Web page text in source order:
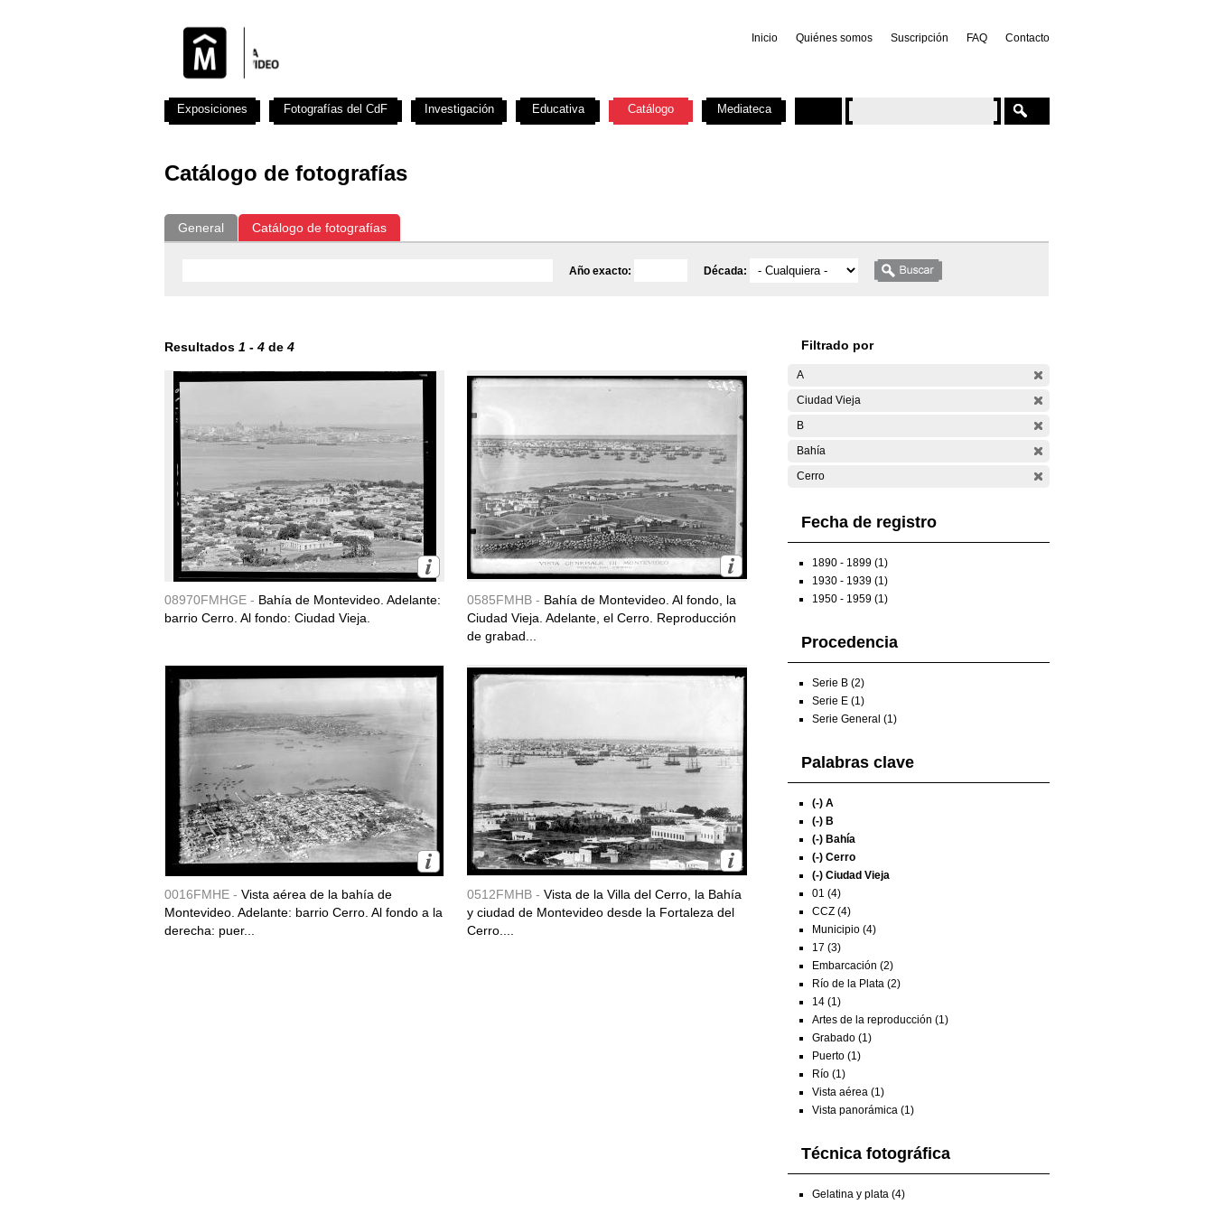
Inicio Quiénes somos Suscripción FAQ Contacto
Catálogo de fotografías
General Catálogo de fotografías
Año exacto: Década:
Resultados 1 - 4 de 4
08970FMHGE - Bahía de Montevideo. Adelante:
barrio Cerro. Al fondo: Ciudad Vieja.
0585FMHB - Bahía de Montevideo. Al fondo, la
Ciudad Vieja. Adelante, el Cerro. Reproducción
de grabad...
0016FMHE - Vista aérea de la bahía de
Montevideo. Adelante: barrio Cerro. Al fondo a la
derecha: puer...
0512FMHB - Vista de la Villa del Cerro, la Bahía
y ciudad de Montevideo desde la Fortaleza del
Cerro....
Filtrado por
A
Ciudad Vieja
B
Bahía
Cerro
Fecha de registro
1890 - 1899 (1)
1930 - 1939 (1)
1950 - 1959 (1)
Procedencia
Serie B (2)
Serie E (1)
Serie General (1)
Palabras clave
(-) A
(-) B
(-) Bahía
(-) Cerro
(-) Ciudad Vieja
01 (4)
CCZ (4)
Municipio (4)
17 (3)
Embarcación (2)
Río de la Plata (2)
14 (1)
Artes de la reproducción (1)
Grabado (1)
Puerto (1)
Río (1)
Vista aérea (1)
Vista panorámica (1)
Técnica fotográfica
Gelatina y plata (4)
Exposiciones Fotografías del CdF Investigación Educativa Catálogo Mediateca